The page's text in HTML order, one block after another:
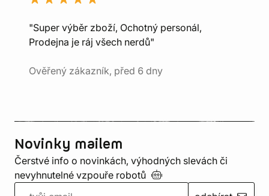
"Super výběr zboží, Ochotný personál,
Prodejna je ráj všech nerdů"
Ověřený zákazník, před 6 dny
Novinky mailem
Čerstvé info o novinkách, výhodných slevách či
nevyhnutelné vzpouře robotů